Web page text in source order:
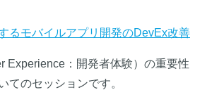
るモバイルアプリ開発のDevEx改善
Experience：開発者体験）の重要性
てのセッションです。